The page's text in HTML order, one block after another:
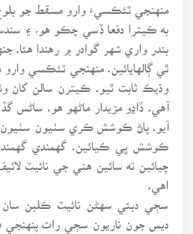
منهنجي ٽئڪسيءَ وارو مسقط جو
به ڪيترا دفعا ڏسي چڪو هو، ۽
بندر واري شهر گوادر ۾ رهندا هئا.
ٿي ڳالهايائين. منهنجي ٽئڪسي وارو
وڌيڪ ثابت ٿيو. ڪيترن سالن کان
آهي. ڏاڍو مزيدار ماڻهو هو. ساڻس
آيو. پاڻ ڪوشش ڪري سٺيون سٺيون
ڪوشش ڀي ڪيائين. گهمندي
چيائين ته سائين هتي جي نائيٽ
اهي.
سڄي دبئي سهڻن نائيٽ ڪلبن
ديس جون ناريون سڄي رات پنهنجي